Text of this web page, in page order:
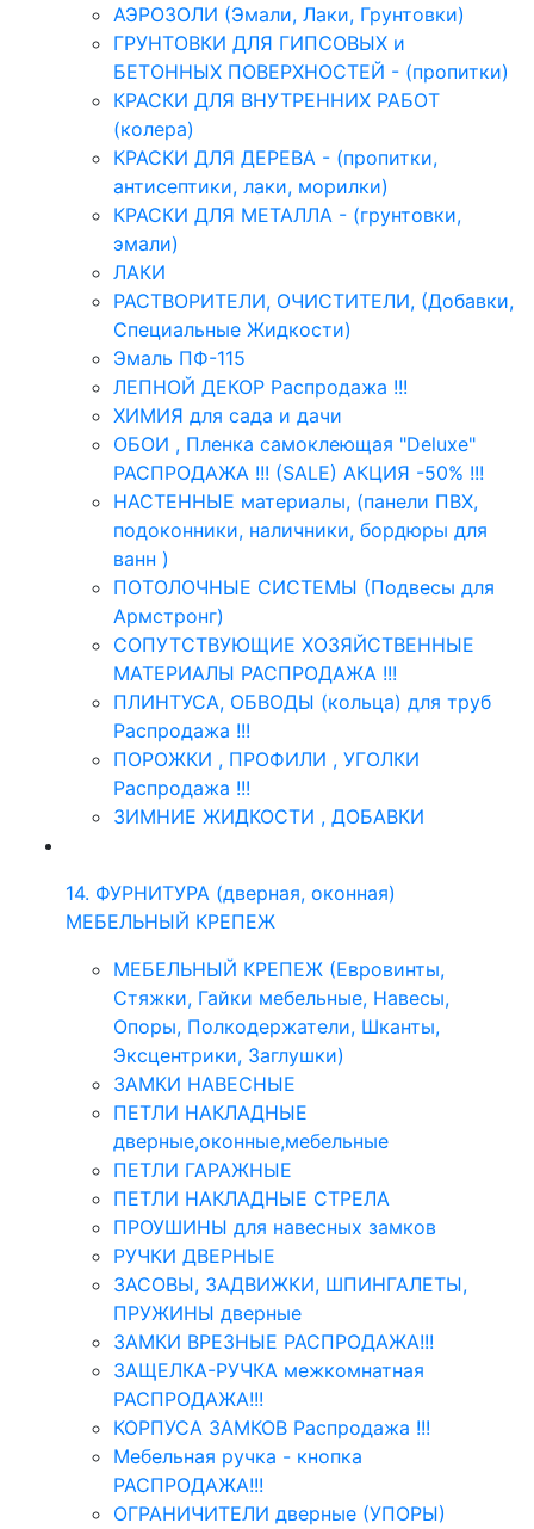
АЭРОЗОЛИ (Эмали, Лаки, Грунтовки)
ГРУНТОВКИ ДЛЯ ГИПСОВЫХ и
БЕТОННЫХ ПОВЕРХНОСТЕЙ - (пропитки)
КРАСКИ ДЛЯ ВНУТРЕННИХ РАБОТ
(колера)
КРАСКИ ДЛЯ ДЕРЕВА - (пропитки,
антисептики, лаки, морилки)
КРАСКИ ДЛЯ МЕТАЛЛА - (грунтовки,
эмали)
ЛАКИ
РАСТВОРИТЕЛИ, ОЧИСТИТЕЛИ, (Добавки,
Специальные Жидкости)
Эмаль ПФ-115
ЛЕПНОЙ ДЕКОР Распродажа !!!
ХИМИЯ для сада и дачи
ОБОИ , Пленка самоклеющая "Deluxe"
РАСПРОДАЖА !!! (SALE) АКЦИЯ -50% !!!
НАСТЕННЫЕ материалы, (панели ПВХ,
подоконники, наличники, бордюры для
ванн )
ПОТОЛОЧНЫЕ СИСТЕМЫ (Подвесы для
Армстронг)
СОПУТСТВУЮЩИЕ ХОЗЯЙСТВЕННЫЕ
МАТЕРИАЛЫ РАСПРОДАЖА !!!
ПЛИНТУСА, ОБВОДЫ (кольца) для труб
Распродажа !!!
ПОРОЖКИ , ПРОФИЛИ , УГОЛКИ
Распродажа !!!
ЗИМНИЕ ЖИДКОСТИ , ДОБАВКИ
14. ФУРНИТУРА (дверная, оконная)
МЕБЕЛЬНЫЙ КРЕПЕЖ
МЕБЕЛЬНЫЙ КРЕПЕЖ (Евровинты,
Стяжки, Гайки мебельные, Навесы,
Опоры, Полкодержатели, Шканты,
Эксцентрики, Заглушки)
ЗАМКИ НАВЕСНЫЕ
ПЕТЛИ НАКЛАДНЫЕ
дверные,оконные,мебельные
ПЕТЛИ ГАРАЖНЫЕ
ПЕТЛИ НАКЛАДНЫЕ СТРЕЛА
ПРОУШИНЫ для навесных замков
РУЧКИ ДВЕРНЫЕ
ЗАСОВЫ, ЗАДВИЖКИ, ШПИНГАЛЕТЫ,
ПРУЖИНЫ дверные
ЗАМКИ ВРЕЗНЫЕ РАСПРОДАЖА!!!
ЗАЩЕЛКА-РУЧКА межкомнатная
РАСПРОДАЖА!!!
КОРПУСА ЗАМКОВ Распродажа !!!
Мебельная ручка - кнопка
РАСПРОДАЖА!!!
ОГРАНИЧИТЕЛИ дверные (УПОРЫ)